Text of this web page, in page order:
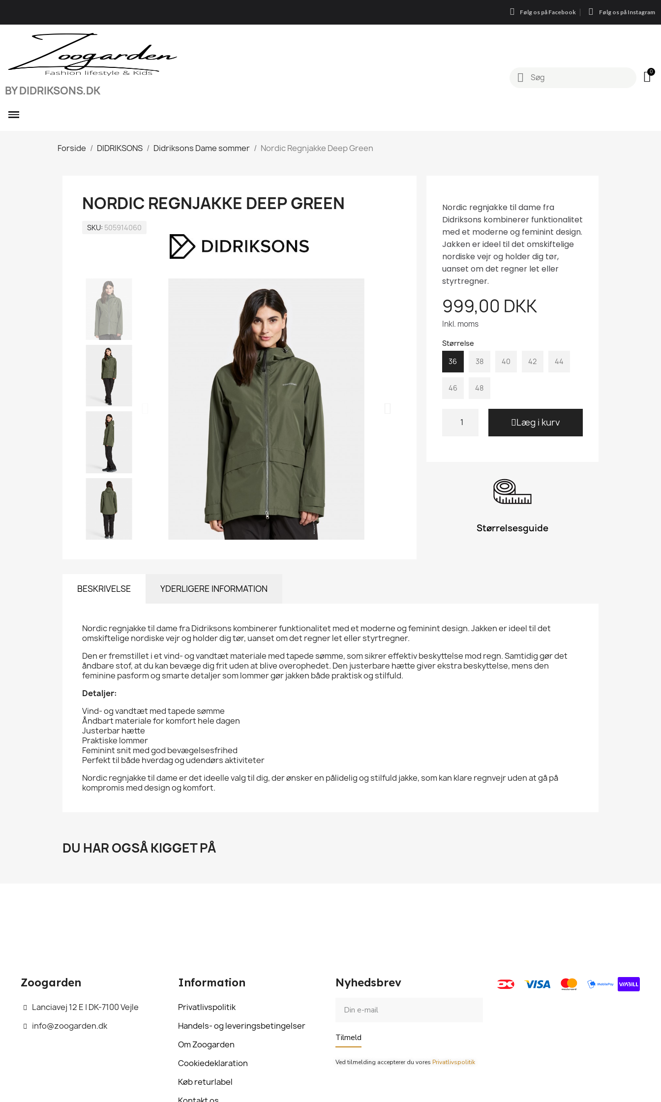
Følg os på Facebook Følg os på Instagram
BY DIDRIKSONS.DK
Forside DIDRIKSONS Didriksons Dame sommer Nordic Regnjakke Deep Green
NORDIC REGNJAKKE DEEP GREEN
SKU 505914060
Nordic regnjakke til dame fra
Didriksons kombinerer funktionalitet
med et moderne og feminint design.
Jakken er ideel til det omskiftelige
nordiske vejr og holder dig tør,
uanset om det regner let eller
styrtregner.
999,00 DKK
Inkl. moms
Størrelse
36
38 40 42 44
46 48
Læg i kurv
Størrelsesguide
BESKRIVELSE YDERLIGERE INFORMATION
Nordic regnjakke til dame fra Didriksons kombinerer funktionalitet med et moderne og feminint design. Jakken er ideel til det
omskiftelige nordiske vejr og holder dig tør, uanset om det regner let eller styrtregner.
Den er fremstillet i et vind- og vandtæt materiale med tapede sømme, som sikrer effektiv beskyttelse mod regn. Samtidig gør det
åndbare stof, at du kan bevæge dig frit uden at blive overophedet. Den justerbare hætte giver ekstra beskyttelse, mens den
feminine pasform og smarte detaljer som lommer gør jakken både praktisk og stilfuld.
Detaljer:
Vind- og vandtæt med tapede sømme
Åndbart materiale for komfort hele dagen
Justerbar hætte
Praktiske lommer
Feminint snit med god bevægelsesfrihed
Perfekt til både hverdag og udendørs aktiviteter
Nordic regnjakke til dame er det ideelle valg til dig, der ønsker en pålidelig og stilfuld jakke, som kan klare regnvejr uden at gå på
kompromis med design og komfort.
DU HAR OGSÅ KIGGET PÅ
Zoogarden
Lanciavej 12 E | DK-7100 Vejle
info@zoogarden.dk
Information
Privatlivspolitik
Handels- og leveringsbetingelser
Om Zoogarden
Cookiedeklaration
Køb returlabel
Nyhedsbrev
Tilmeld
Ved tilmelding accepterer du vores Privatlivspolitik